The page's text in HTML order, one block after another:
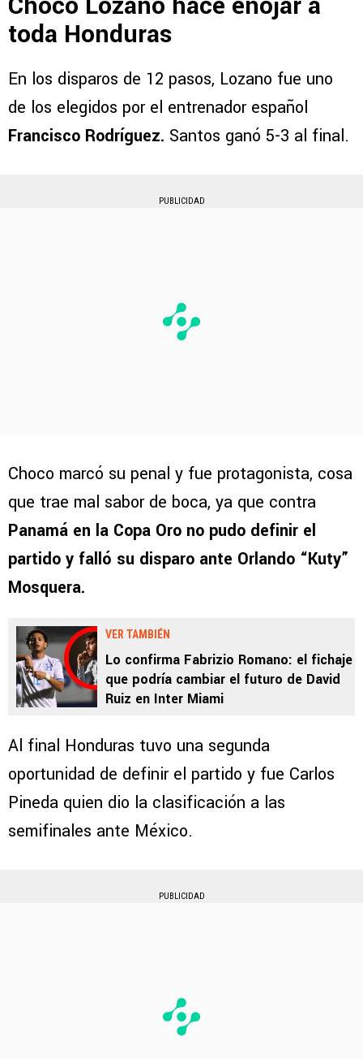
toda Honduras
En los disparos de 12 pasos, Lozano fue uno
de los elegidos por el entrenador español
Francisco Rodríguez. Santos ganó 5-3 al final.
PUBLICIDAD
Choco marcó su penal y fue protagonista, cosa
que trae mal sabor de boca, ya que contra
Panamá en la Copa Oro no pudo definir el
partido y falló su disparo ante Orlando “Kuty”
Mosquera.
VER TAMBIÉN
Lo confirma Fabrizio Romano: el fichaje
que podría cambiar el futuro de David
Ruiz en Inter Miami
Al final Honduras tuvo una segunda
oportunidad de definir el partido y fue Carlos
Pineda quien dio la clasificación a las
semifinales ante México.
PUBLICIDAD